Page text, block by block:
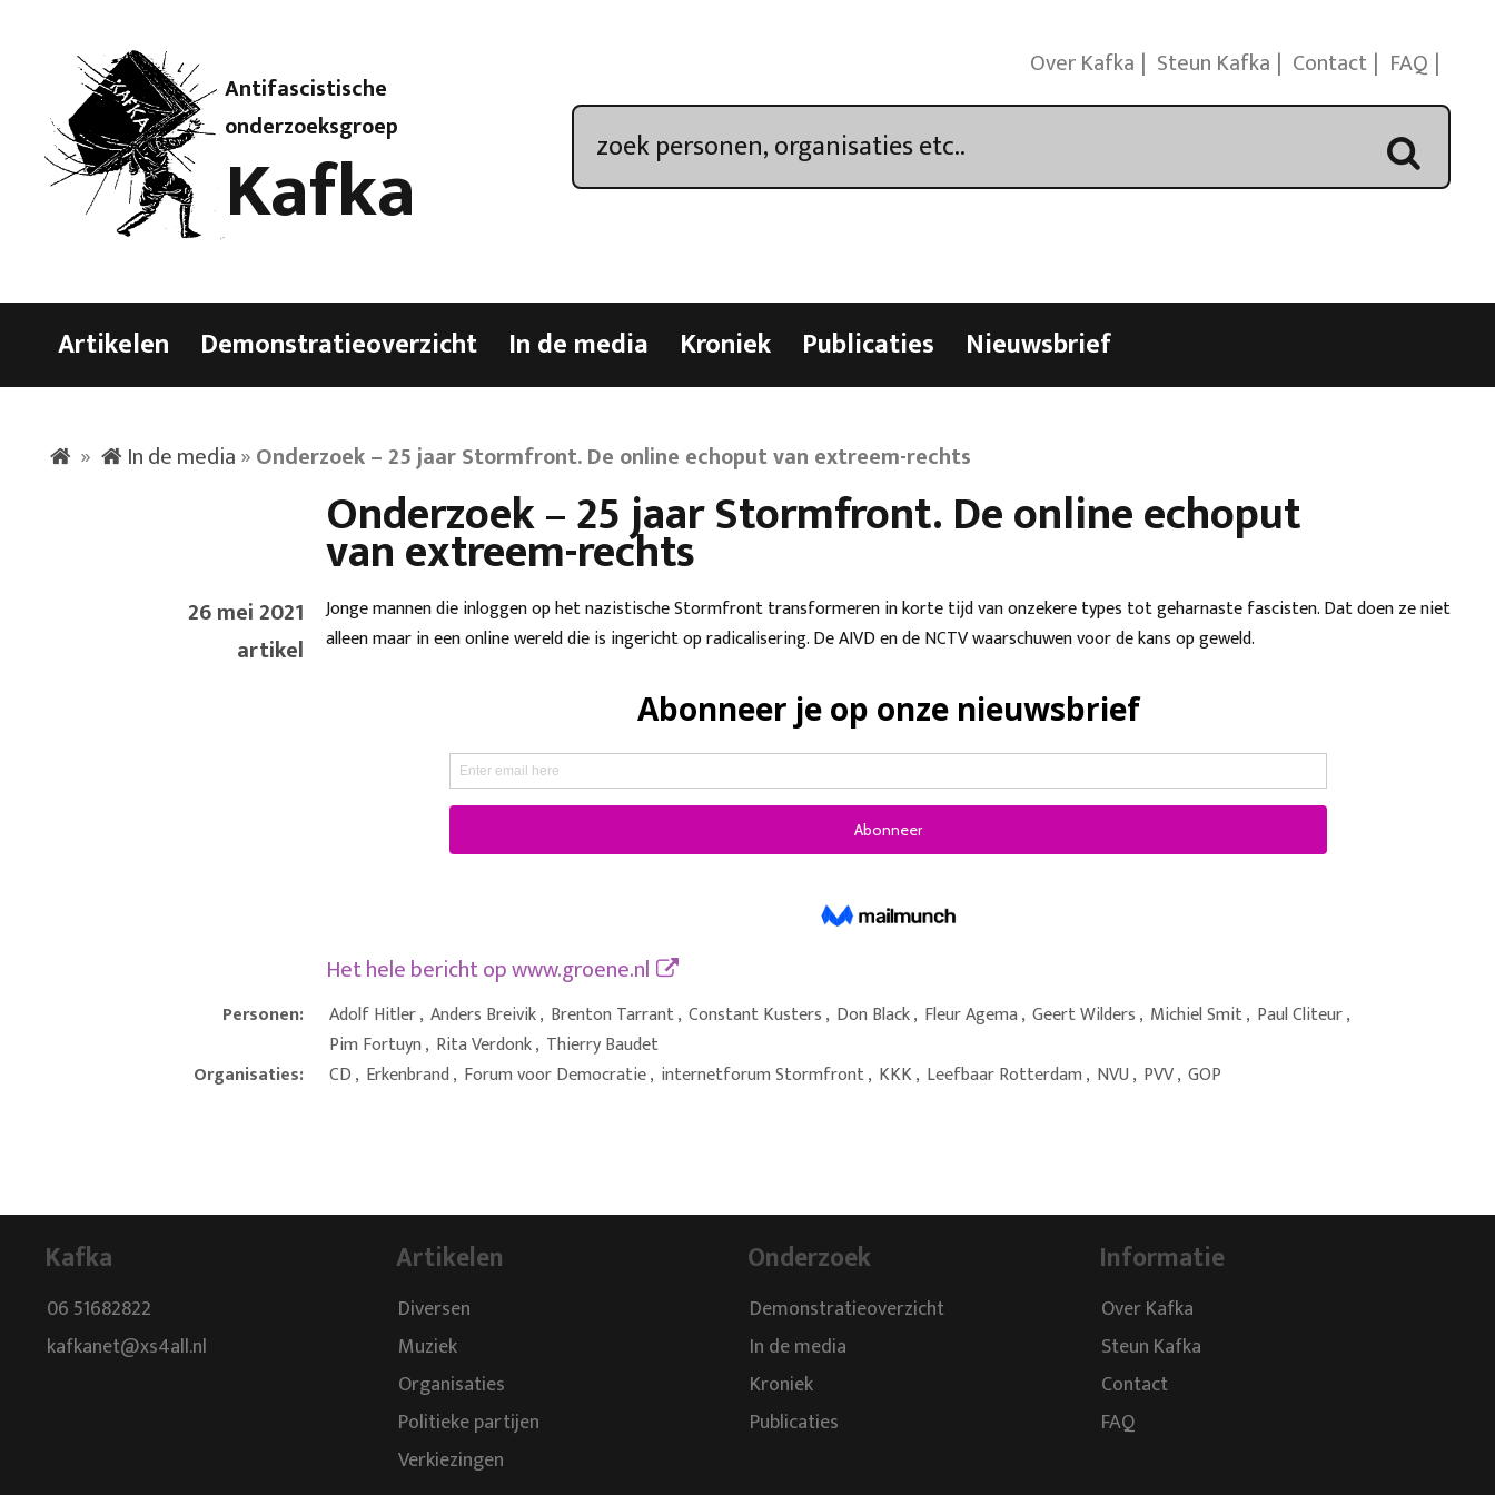
Antifascistische
onderzoeksgroep
Kafka
Over Kafka Steun Kafka Contact FAQ
Artikelen Demonstratieoverzicht In de media Kroniek Publicaties Nieuwsbrief
» In de media»Onderzoek – 25 jaar Stormfront. De online echoput van extreem-rechts
Onderzoek – 25 jaar Stormfront. De online echoput
van extreem-rechts
26 mei 2021
artikel
Jonge mannen die inloggen op het nazistische Stormfront transformeren in korte tijd van onzekere types tot geharnaste fascisten. Dat doen ze niet
alleen maar in een online wereld die is ingericht op radicalisering. De AIVD en de NCTV waarschuwen voor de kans op geweld.
Het hele bericht opwww.groene.nl
Personen: Adolf Hitler, Anders Breivik, Brenton Tarrant, Constant Kusters, Don Black, Fleur Agema, Geert Wilders, Michiel Smit, Paul Cliteur,
Pim Fortuyn, Rita Verdonk, Thierry Baudet
Organisaties:
CD, Erkenbrand, Forum voor Democratie, internetforum Stormfront, KKK, Leefbaar Rotterdam, NVU, PVV, GOP
Kafka
06 51682822
kafkanet@xs4all.nl
Artikelen
Diversen
Muziek
Organisaties
Politieke partijen
Verkiezingen
Onderzoek
Demonstratieoverzicht
In de media
Kroniek
Publicaties
Informatie
Over Kafka
Steun Kafka
Contact
FAQ